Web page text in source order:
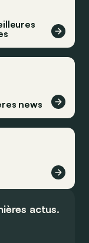
news
actus.